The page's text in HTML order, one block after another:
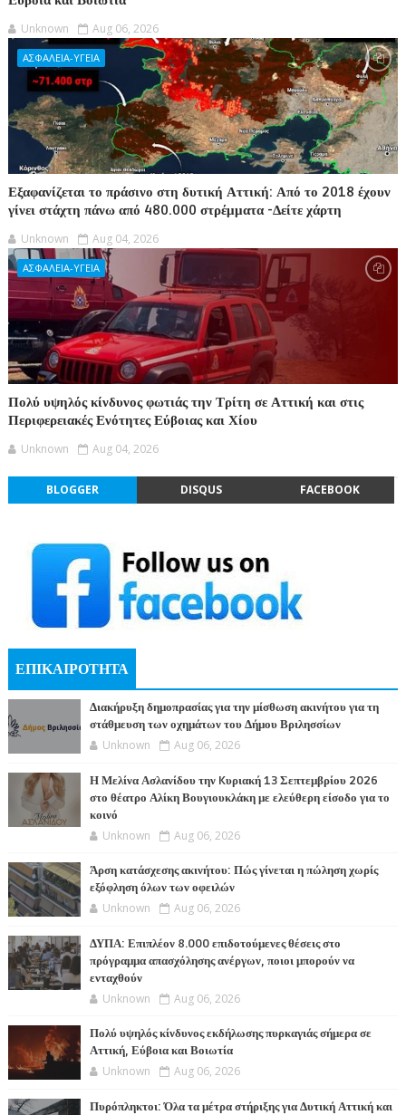
Unknown Aug 06, 2026
ΑΣΦΑΛΕΙΑ-ΥΓΕΙΑ
Εξαφανίζεται το πράσινο στη δυτική Αττική: Από το 2018 έχουν
γίνει στάχτη πάνω από 480.000 στρέμματα -Δείτε χάρτη
Unknown Aug 04, 2026
ΑΣΦΑΛΕΙΑ-ΥΓΕΙΑ
Πολύ υψηλός κίνδυνος φωτιάς την Τρίτη σε Αττική και στις
Περιφερειακές Ενότητες Εύβοιας και Χίου
Unknown Aug 04, 2026
BLOGGER DISQUS FACEBOOK
ΕΠΙΚΑΙΡΟΤΗΤΑ
Διακήρυξη δημοπρασίας για την μίσθωση ακινήτου για τη
στάθμευση των οχημάτων του Δήμου Βριλησσίων
Unknown Aug 06, 2026
Η Μελίνα Ασλανίδου την Kυριακή 13 Σεπτεμβρίου 2026
στο θέατρο Αλίκη Βουγιουκλάκη με ελεύθερη είσοδο για το
κοινό
Unknown Aug 06, 2026
Άρση κατάσχεσης ακινήτου: Πώς γίνεται η πώληση χωρίς
εξόφληση όλων των οφειλών
Unknown Aug 06, 2026
ΔΥΠΑ: Επιπλέον 8.000 επιδοτούμενες θέσεις στο
πρόγραμμα απασχόλησης ανέργων, ποιοι μπορούν να
ενταχθούν
Unknown Aug 06, 2026
Πολύ υψηλός κίνδυνος εκδήλωσης πυρκαγιάς σήμερα σε
Αττική, Εύβοια και Βοιωτία
Unknown Aug 06, 2026
Πυρόπληκτοι: Όλα τα μέτρα στήριξης για Δυτική Αττική και